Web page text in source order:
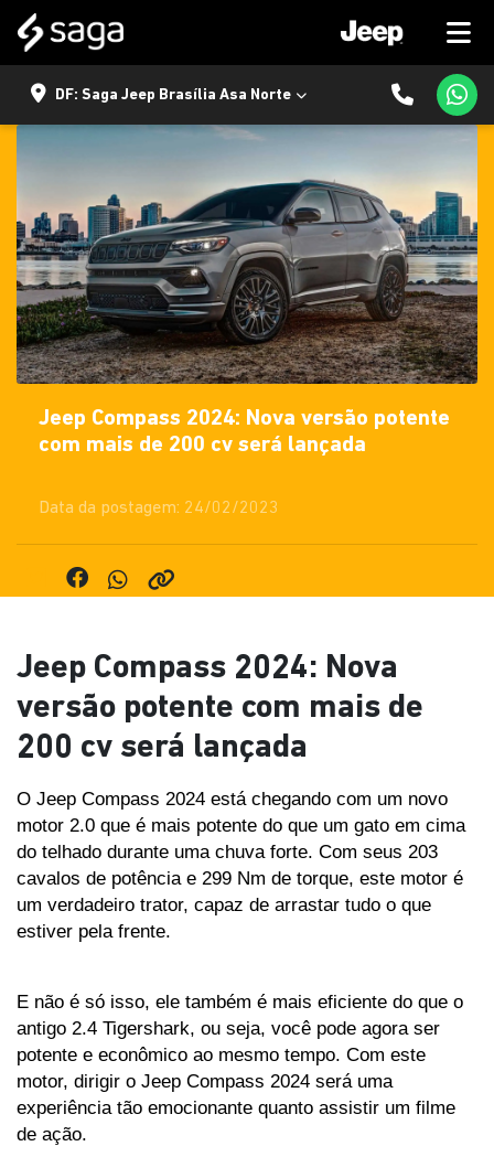
DF: Saga Jeep Brasília Asa Norte
Jeep Compass 2024: Nova versão potente
com mais de 200 cv será lançada
Data da postagem: 24/02/2023
Jeep Compass 2024: Nova
versão potente com mais de
200 cv será lançada
O Jeep Compass 2024 está chegando com um novo
motor 2.0 que é mais potente do que um gato em cima
do telhado durante uma chuva forte. Com seus 203
cavalos de potência e 299 Nm de torque, este motor é
um verdadeiro trator, capaz de arrastar tudo o que
estiver pela frente.
E não é só isso, ele também é mais eficiente do que o
antigo 2.4 Tigershark, ou seja, você pode agora ser
potente e econômico ao mesmo tempo. Com este
motor, dirigir o Jeep Compass 2024 será uma
experiência tão emocionante quanto assistir um filme
de ação.